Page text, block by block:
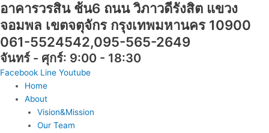
Skip
content
อาคารวรสิน ช้น6 ถนน วิภาวดีรังสิต แขวง
จอมพล เขตจตุจักร กรุงเทพมหานคร 10900
061-5524542,095-565-2649
จันทร์ - ศุกร์: 9:00 - 18:30
Facebook Line Youtube
Home
About
Vision&Mission
Our Team
จำนวน
วิเคราะห์
คน
ได้...ก็
ขาย
ของ
ง่าย